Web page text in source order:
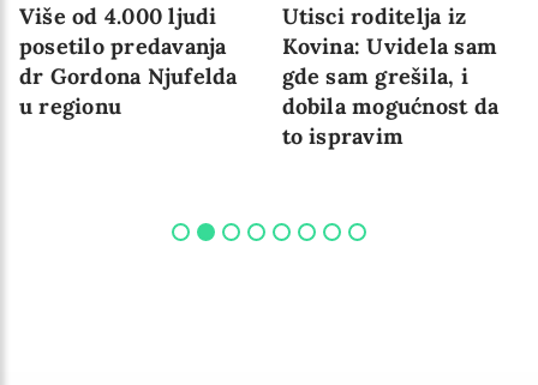
Više od 4.000 ljudi
posetilo predavanja
dr Gordona Njufelda
u regionu
Utisci roditelja iz
Kovina: Uvidela sam
gde sam grešila, i
dobila mogućnost da
to ispravim